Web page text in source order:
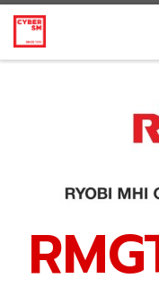
Skip to content